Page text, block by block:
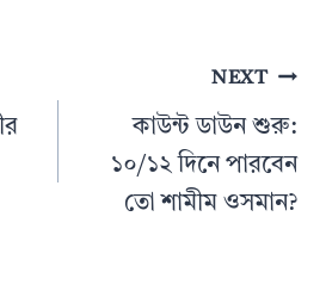
NEXT
কাউন্ট ডাউন শুরু:
১০/১২ দিনে পারবেন
তো শামীম ওসমান?